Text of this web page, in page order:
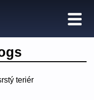
teriér